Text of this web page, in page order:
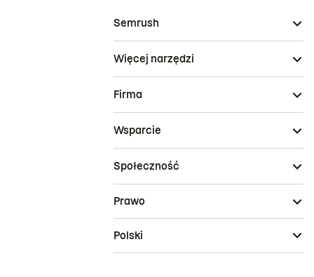
Semrush
Więcej narzędzi
Firma
Wsparcie
Społeczność
Prawo
Polski